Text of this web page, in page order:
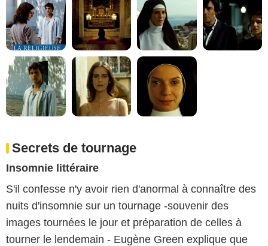
Secrets de tournage
Insomnie littéraire
S'il confesse n'y avoir rien d'anormal à connaître des
nuits d'insomnie sur un tournage -souvenir des
images tournées le jour et préparation de celles à
tourner le lendemain - Eugène Green explique que